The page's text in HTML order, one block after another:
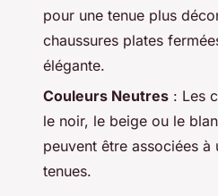
pour une tenue plus
chaussures plates
élégante.
Couleurs Neutres : Les
le noir, le beige ou le
peuvent être associées
tenues.